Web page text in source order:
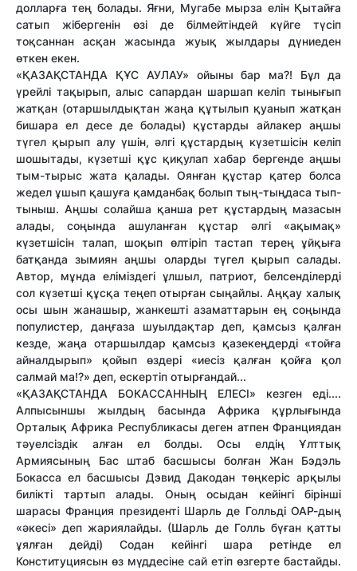
долларға тең болады. Яғни, Мугабе мырза елін Қытайға
сатып жібергенін өзі де білмейтіндей күйге түсіп
тоқсаннан асқан жасында жуық жылдары дүниеден
өткен екен.
«ҚАЗАҚСТАНДА ҚҰС АУЛАУ» ойыны бар ма?! Бұл да
үрейлі тақырып, алыс сапардан шаршап келіп тынығып
жатқан (отаршылдықтан жаңа құтылып қуанып жатқан
бишара ел десе де болады) құстарды айлакер аңшы
түгел қырып алу үшін, әлгі құстардың күзетшісін келіп
шошытады, күзетші құс қиқулап хабар бергенде аңшы
тым-тырыс жата қалады. Оянған құстар қатер болса
жедел ұшып қашуға қамданбақ болып тың-тыңдаса тып-
тыныш. Аңшы солайша қанша рет құстардың мазасын
алады, соңында ашуланған құстар әлгі «ақымақ»
күзетшісін талап, шоқып өлтіріп тастап терең ұйқыға
батқанда зымиян аңшы оларды түгел қырып салады.
Автор, мұнда еліміздегі ұлшыл, патриот, белсенділерді
сол күзетші құсқа теңеп отырған сыңайлы. Аңқау халық
осы шын жанашыр, жанкешті азаматтарын ең соңында
популистер, даңғаза шуылдақтар деп, қамсыз қалған
кезде, жаңа отаршылдар қамсыз қазекеңдерді «тойға
айналдырып» қойып өздері «иесіз қалған қойға қол
салмай ма!?» деп, ескертіп отырғандай...
«ҚАЗАҚСТАНДА БОКАССАННЫҢ ЕЛЕСІ» кезген еді....
Алпысыншы жылдың басында Африка құрлығында
Орталық Африка Республикасы деген атпен Франциядан
тәуелсіздік алған ел болды. Осы елдің Ұлттық
Армиясының Бас штаб басшысы болған Жан Бэдэль
Бокасса ел басшысы Дэвид Дакодан төңкеріс арқылы
билікті тартып алады. Оның осыдан кейінгі бірінші
шарасы Франция президенті Шарль де Голльді ОАР-дың
«әкесі» деп жариялайды. (Шарль де Голль бүған қатты
ұялған дейді) Содан кейінгі шара ретінде ел
Конституциясын өз мүддесіне сай етіп өзгерте бастайды.